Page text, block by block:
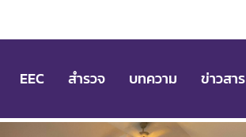
EEC สำรวจ บทความ ข่าวสาร